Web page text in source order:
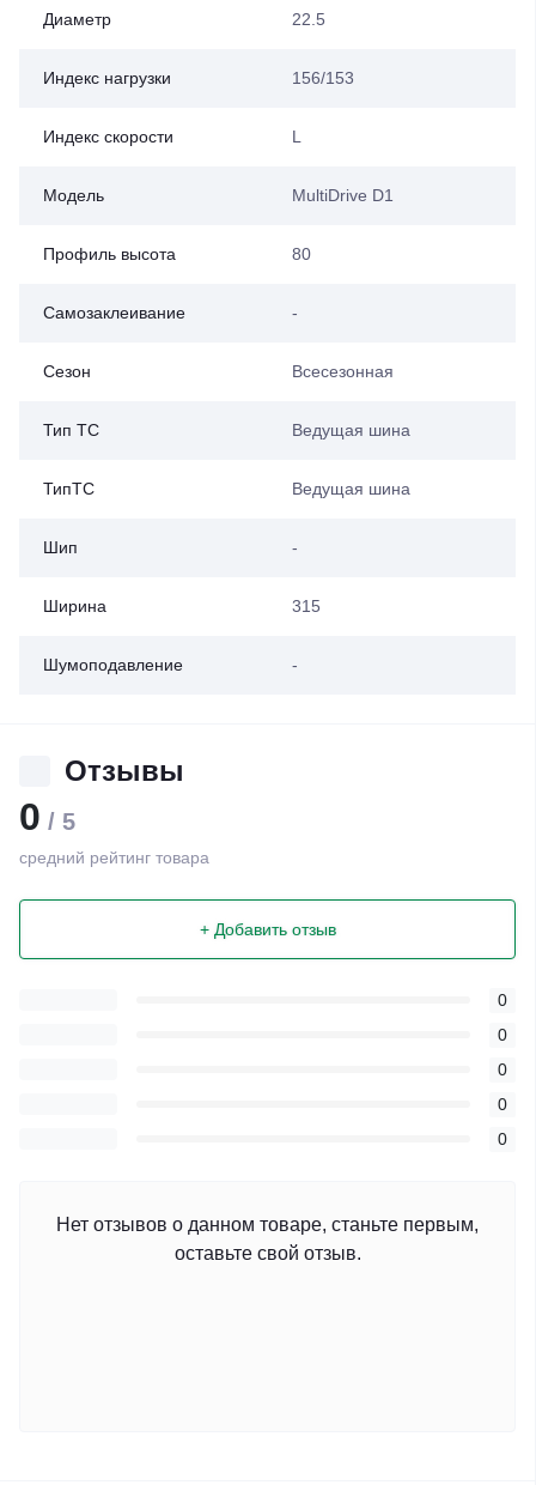
Диаметр 22.5
Индекс нагрузки 156/153
Индекс скорости L
Модель MultiDrive D1
Профиль высота 80
Самозаклеивание -
Сезон Всесезонная
Тип ТС Ведущая шина
ТипТС Ведущая шина
Шип -
Ширина 315
Шумоподавление -
Отзывы
0 / 5
средний рейтинг товара
+ Добавить отзыв
0
0
0
0
0
Нет отзывов о данном товаре, станьте первым,
оставьте свой отзыв.